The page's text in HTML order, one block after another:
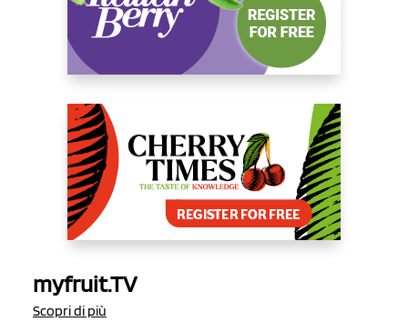
myfruit.TV
Scopri di più